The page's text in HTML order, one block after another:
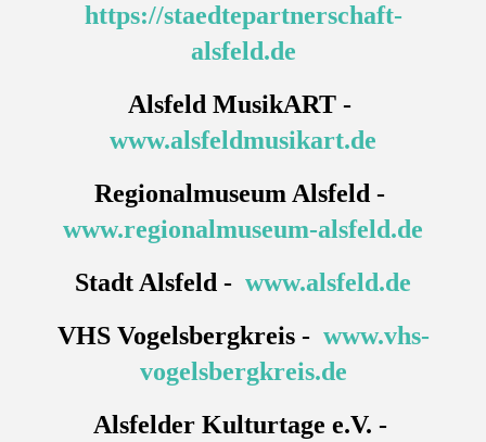
https://staedtepartnerschaft-
alsfeld.de
Alsfeld MusikART -
www.alsfeldmusikart.de
Regionalmuseum Alsfeld -
www.regionalmuseum-alsfeld.de
Stadt Alsfeld - www.alsfeld.de
VHS Vogelsbergkreis - www.vhs-
vogelsbergkreis.de
Alsfelder Kulturtage e.V. -